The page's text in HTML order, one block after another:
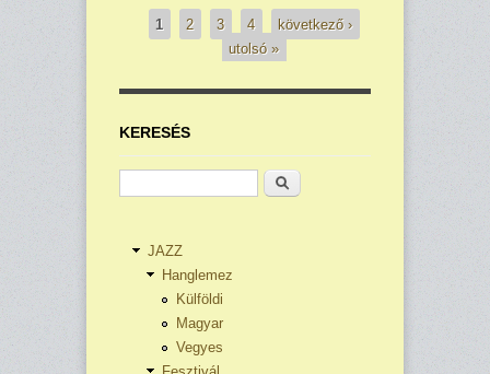
1 2 3 4
következő ›
utolsó »
KERESÉS
Keresés
JAZZ
Hanglemez
Külföldi
Magyar
Vegyes